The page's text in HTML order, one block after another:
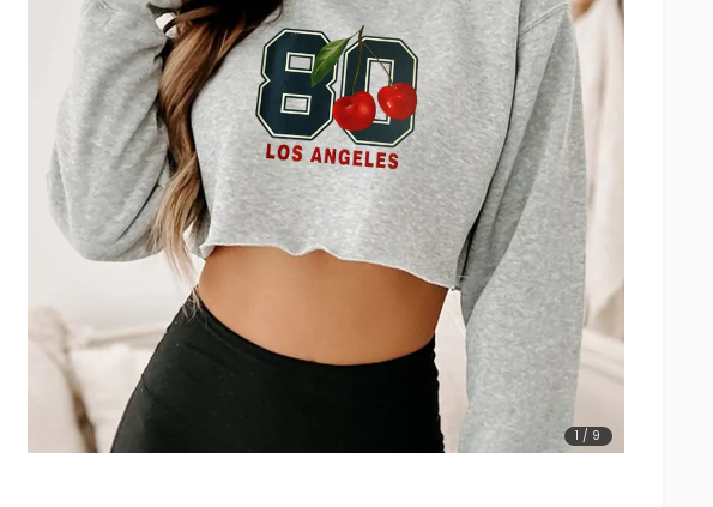
1 / 9